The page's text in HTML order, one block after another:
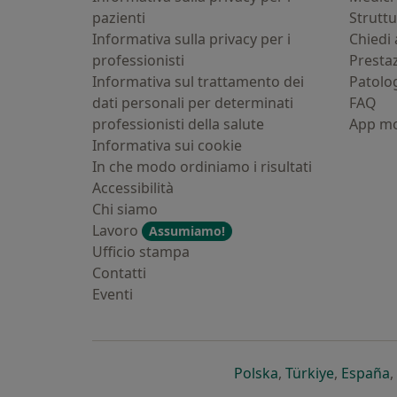
pazienti
Informativa sulla privacy per i
professionisti
Informativa sul trattamento dei
dati personali per determinati
professionisti della salute
Informativa sui cookie
In che modo ordiniamo i risultati
Accessibilità
Chi siamo
Lavoro
Assumiamo!
Ufficio stampa
Contatti
Eventi
Chiedi
FAQ
App
Polskasi apre in una
, Türkiyesi apre
, España,